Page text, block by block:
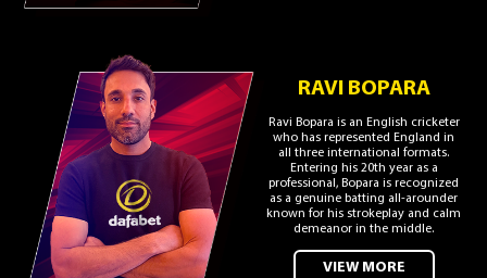
RAVI BOPARA
Ravi Bopara is an English cricketer
who has represented England in
all three international formats.
Entering his 20th year as a
professional, Bopara is recognized
as a genuine batting all-arounder
known for his strokeplay and calm
demeanor in the middle.
VIEW MORE